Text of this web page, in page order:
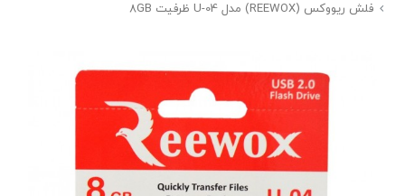
فلش ریووکس (REEWOX) مدل U-04 ظرفیت 8GB